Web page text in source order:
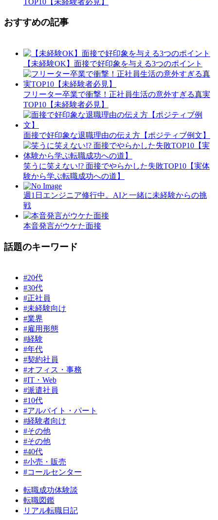
おすすめの記事
【未経験OK】面接で好印象を与える3つのポイント
フリーター卒業で衝撃！正社員生活の意外すぎる真実
TOP10【未経験者必見】
面接で好印象な退職理由の伝え方【ポジティブ例文】
笑うに笑えない!? 面接でやらかした失敗TOP10【実体
験から学ぶ転職成功への道】
週1日エンジニア修行中。AIと一緒に未経験からの挑
戦
本音発言がウケた面接
話題のキーワード
#20代
#30代
#正社員
#未経験向け
#業界
#雇用形態
#経験
#年代
#契約社員
#オフィス・事務
#IT・Web
#派遣社員
#10代
#アルバイト・パート
#経験者向け
#その他
#その他
#40代
#小売・販売
#コールセンター
転職成功体験談
転職図鑑
リアル転職日記